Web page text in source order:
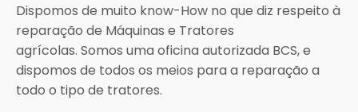
Dispomos de muito know-How no que diz respeito à
reparação de Máquinas e Tratores
agrícolas. Somos uma oficina autorizada BCS, e
dispomos de todos os meios para a reparação a
todo o tipo de tratores.